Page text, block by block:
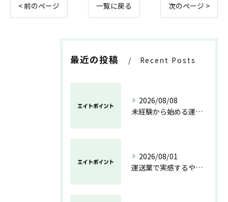
< 前のページ 一覧に戻る 次のページ >
最近の投稿 Recent Posts
2026/08/08
未経験から始める運送業の安心と成長の道
2026/08/01
運送業で実感するやりがいと成長の魅力